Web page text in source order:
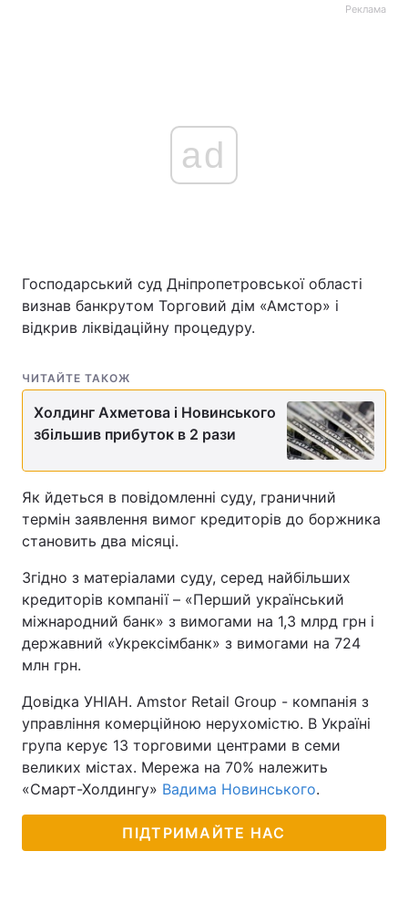
Реклама
ad
Господарський суд Дніпропетровської області
визнав банкрутом Торговий дім «Амстор» і
відкрив ліквідаційну процедуру.
ЧИТАЙТЕ ТАКОЖ
Холдинг Ахметова і Новинського
збільшив прибуток в 2 рази
Як йдеться в повідомленні суду, граничний
термін заявлення вимог кредиторів до боржника
становить два місяці.
Згідно з матеріалами суду, серед найбільших
кредиторів компанії – «Перший український
міжнародний банк» з вимогами на 1,3 млрд грн і
державний «Укрексімбанк» з вимогами на 724
млн грн.
Довідка УНІАН. Amstor Retail Group - компанія з
управління комерційною нерухомістю. В Україні
група керує 13 торговими центрами в семи
великих містах. Мережа на 70% належить
«Смарт-Холдингу» Вадима Новинського.
ПІДТРИМАЙТЕ НАС